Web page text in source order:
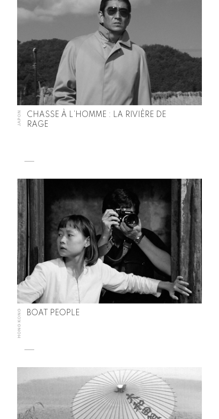
JAPON
CHASSE À L’HOMME : LA RIVIÈRE DE
RAGE
HONG KONG BOAT PEOPLE